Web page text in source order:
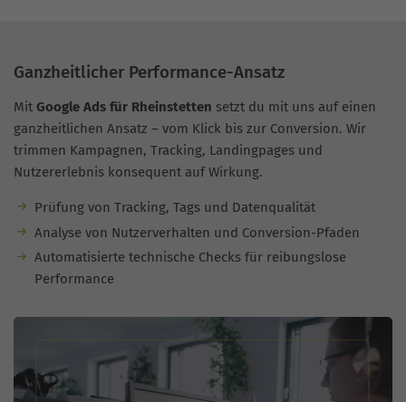
Ganzheitlicher Performance-Ansatz
Mit Google Ads für Rheinstetten setzt du mit uns auf einen
ganzheitlichen Ansatz – vom Klick bis zur Conversion. Wir
trimmen Kampagnen, Tracking, Landingpages und
Nutzererlebnis konsequent auf Wirkung.
Prüfung von Tracking, Tags und Datenqualität
Analyse von Nutzerverhalten und Conversion-Pfaden
Automatisierte technische Checks für reibungslose
Performance